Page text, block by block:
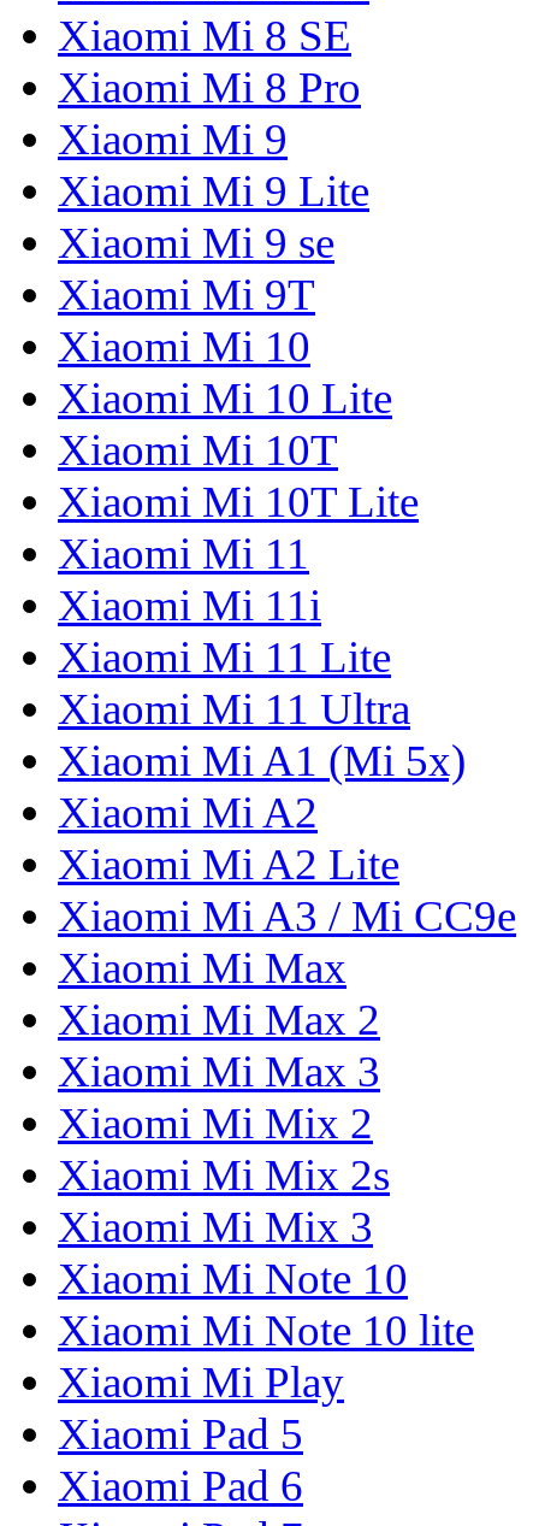
Xiaomi Mi 8 SE
Xiaomi Mi 8 Pro
Xiaomi Mi 9
Xiaomi Mi 9 Lite
Xiaomi Mi 9 se
Xiaomi Mi 9T
Xiaomi Mi 10
Xiaomi Mi 10 Lite
Xiaomi Mi 10T
Xiaomi Mi 10T Lite
Xiaomi Mi 11
Xiaomi Mi 11i
Xiaomi Mi 11 Lite
Xiaomi Mi 11 Ultra
Xiaomi Mi A1 (Mi 5x)
Xiaomi Mi A2
Xiaomi Mi A2 Lite
Xiaomi Mi A3 / Mi CC9e
Xiaomi Mi Max
Xiaomi Mi Max 2
Xiaomi Mi Max 3
Xiaomi Mi Mix 2
Xiaomi Mi Mix 2s
Xiaomi Mi Mix 3
Xiaomi Mi Note 10
Xiaomi Mi Note 10 lite
Xiaomi Mi Play
Xiaomi Pad 5
Xiaomi Pad 6